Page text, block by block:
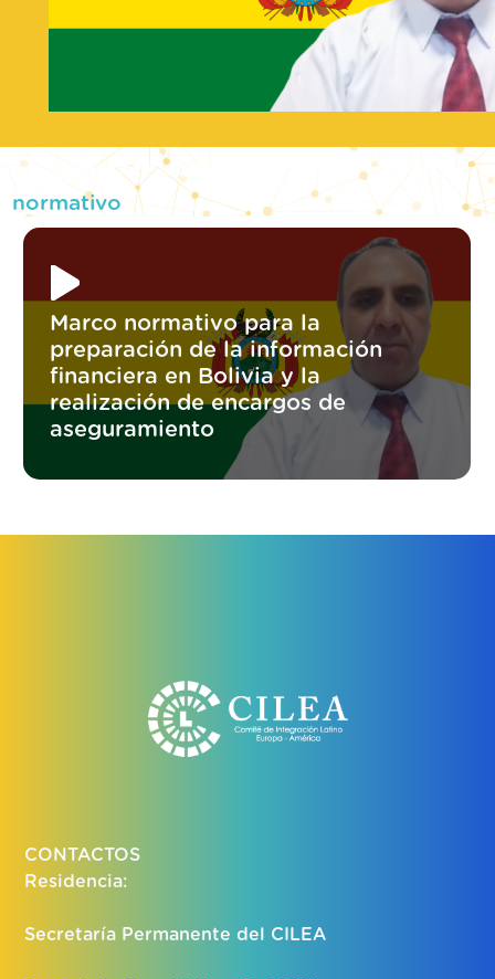
normativo
Marco normativo para la
preparación de la información
financiera en Bolivia y la
realización de encargos de
aseguramiento
CONTACTOS
Residencia:
Secretaría Permanente del CILEA